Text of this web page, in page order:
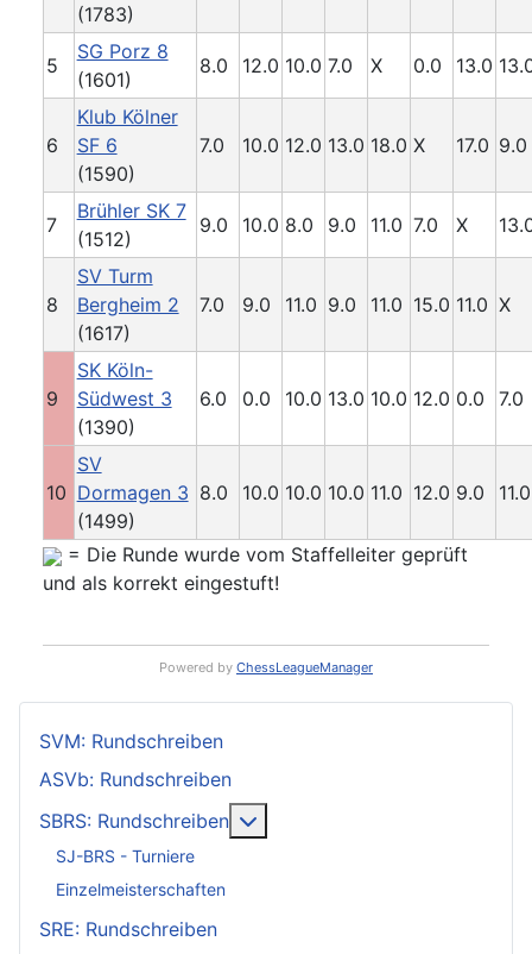
(1783)
5
SG Porz 8
(1601)
8.0 12.0 10.0 7.0 X 0.0 13.0
6
Klub Kölner
SF 6
(1590)
7.0 10.0 12.0 13.0 18.0 X 17.0 9.0
7
Brühler SK 7
(1512)
9.0 10.0 8.0 9.0 11.0 7.0 X
8
SV Turm
Bergheim 2
(1617)
7.0 9.0 11.0 9.0 11.0 15.0 11.0 X
9
SK Köln-
Südwest 3
(1390)
6.0 0.0 10.0 13.0 10.0 12.0 0.0 7.0
10
SV
Dormagen 3
(1499)
8.0 10.0 10.0 10.0 11.0 12.0 9.0 11.0
= Die Runde wurde vom Staffelleiter geprüft
und als korrekt eingestuft!
Powered by ChessLeagueManager
SVM: Rundschreiben
ASVb: Rundschreiben
SBRS: Rundschreiben
SJ-BRS - Turniere
Einzelmeisterschaften
SRE: Rundschreiben